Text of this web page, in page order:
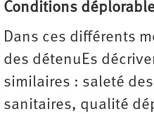
Conditions
Dans ces différents
des détenuEs
similaires : saleté
sanitaires, qualité